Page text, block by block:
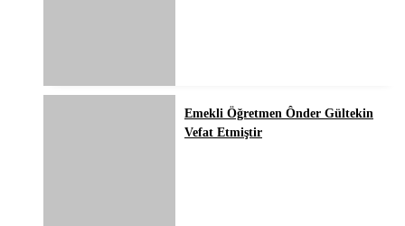
Emekli Öğretmen Ônder Gültekin
Vefat Etmiştir